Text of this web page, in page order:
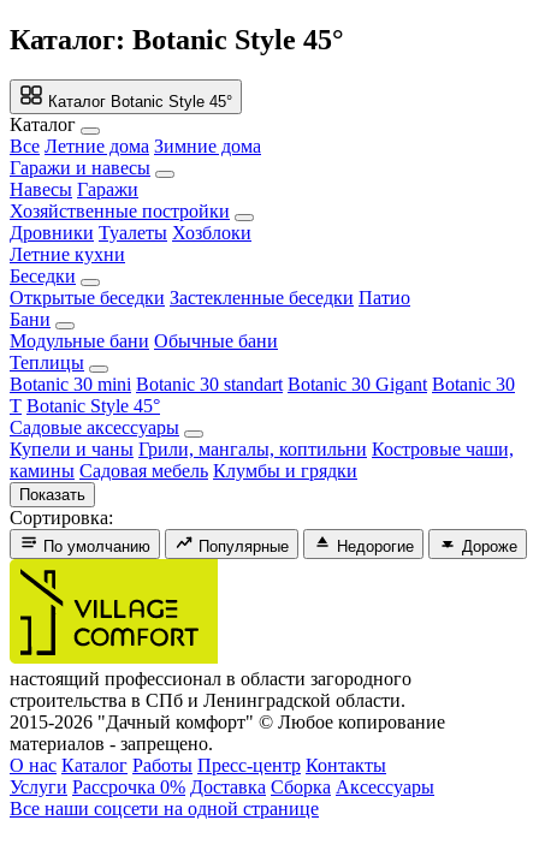
Каталог: Botanic Style 45°
Каталог Botanic Style 45°
Каталог
Все Летние дома Зимние дома
Гаражи и навесы
Навесы Гаражи
Хозяйственные постройки
Дровники Туалеты Хозблоки
Летние кухни
Беседки
Открытые беседки Застекленные беседки Патио
Бани
Модульные бани Обычные бани
Теплицы
Botanic 30 mini Botanic 30 standart Botanic 30 Gigant Botanic 30
T Botanic Style 45°
Садовые аксессуары
Купели и чаны Грили, мангалы, коптильни Костровые чаши,
камины Садовая мебель Клумбы и грядки
Сортировка:
По умолчанию Популярные Недорогие Дороже
настоящий профессионал в области загородного
строительства в СПб и Ленинградской области.
2015-2026 "Дачный комфорт" © Любое копирование
материалов - запрещено.
О нас Каталог Работы Пресс-центр Контакты
Услуги Рассрочка 0% Доставка Сборка Аксессуары
Все наши соцсети на одной странице